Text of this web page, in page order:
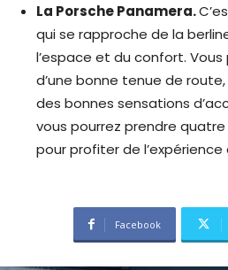
La Porsche Panamera.
qui se rapproche de la
l’espace et du confort.
d’une bonne tenue de
des bonnes sensations
vous pourrez prendre
pour profiter de l’expérience
Facebook